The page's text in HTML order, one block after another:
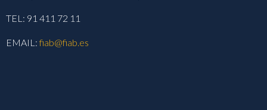
TEL: 91 411 72 11
EMAIL:fiab@fiab.es